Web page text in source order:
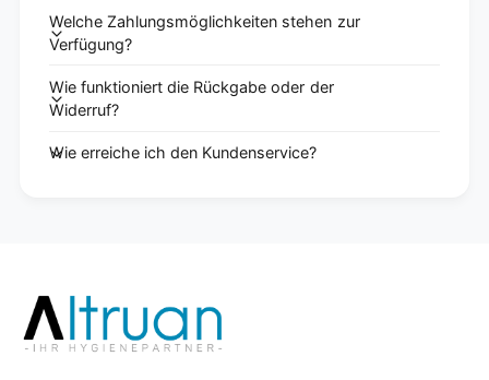
Welche Zahlungsmöglichkeiten stehen zur
Verfügung?
Wie funktioniert die Rückgabe oder der
Widerruf?
Wie erreiche ich den Kundenservice?